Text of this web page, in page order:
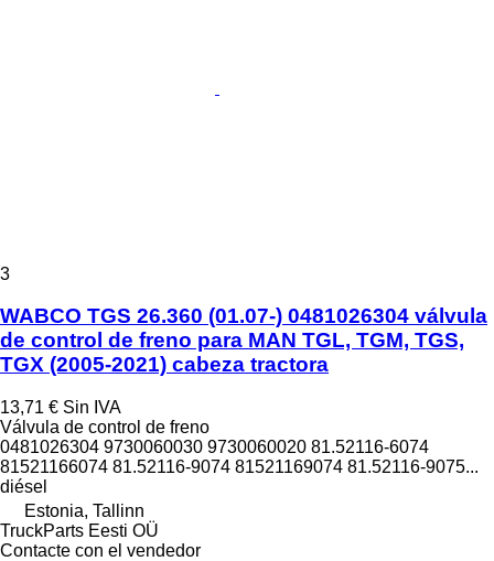
3
WABCO TGS 26.360 (01.07-) 0481026304 válvula
de control de freno para MAN TGL, TGM, TGS,
TGX (2005-2021) cabeza tractora
13,71 € Sin IVA
Válvula de control de freno
0481026304 9730060030 9730060020 81.52116-6074
81521166074 81.52116-9074 81521169074 81.52116-9075...
diésel
Estonia, Tallinn
TruckParts Eesti OÜ
Contacte con el vendedor